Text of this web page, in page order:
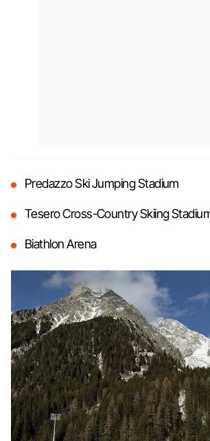
Predazzo Ski Jumping Stadium
Tesero Cross-Country Skiing
Biathlon Arena